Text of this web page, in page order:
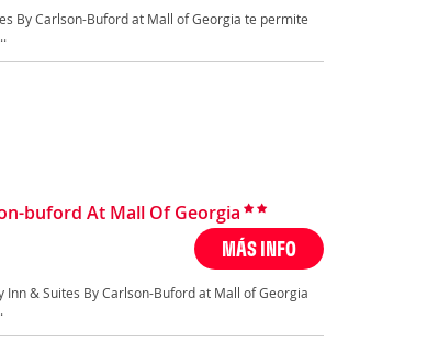
By Carlson-Buford at Mall of Georgia te permite
buford At Mall Of Georgia
MÁS INFO
& Suites By Carlson-Buford at Mall of Georgia